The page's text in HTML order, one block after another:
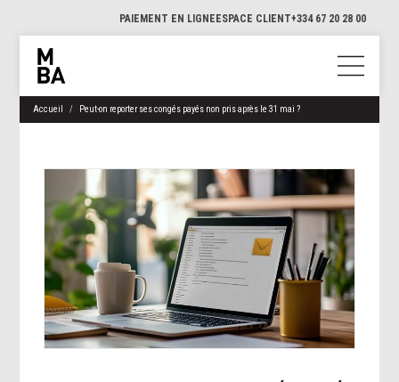
PAIEMENT EN LIGNEESPACE CLIENT+334 67 20 28 00
Accueil Peut-on reporter ses congés payés non pris après le 31 mai ?